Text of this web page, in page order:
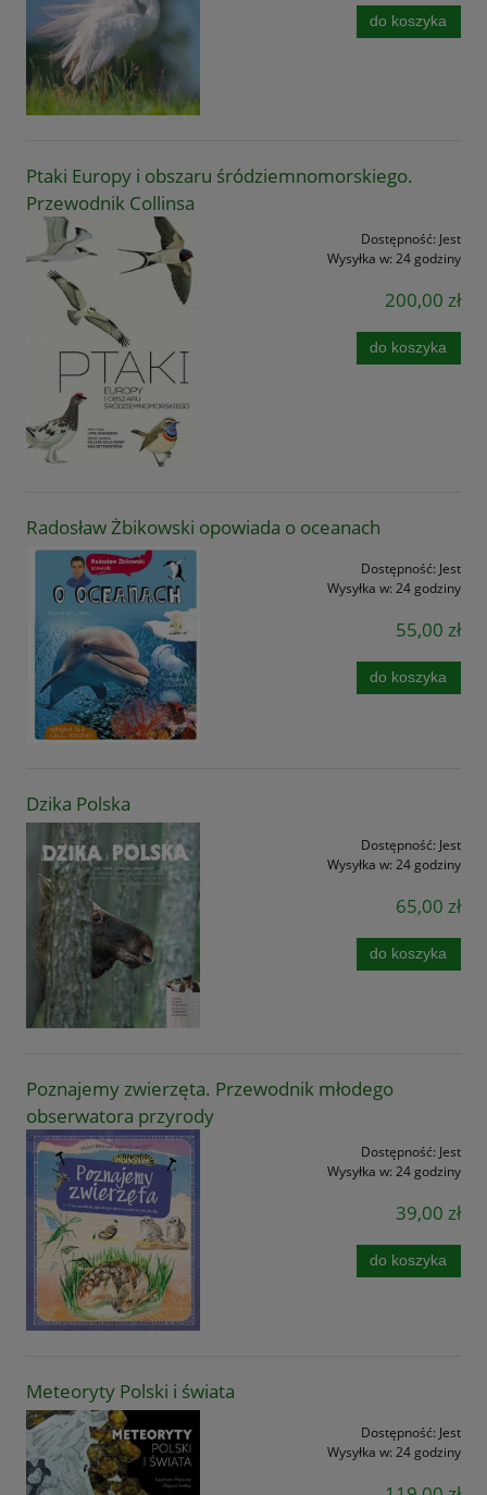
do koszyka
Ptaki Europy i obszaru śródziemnomorskiego.
Przewodnik Collinsa
Dostępność: Jest
Wysyłka w: 24 godziny
200,00 zł
do koszyka
Radosław Żbikowski opowiada o oceanach
Dostępność: Jest
Wysyłka w: 24 godziny
55,00 zł
do koszyka
Dzika Polska
Dostępność: Jest
Wysyłka w: 24 godziny
65,00 zł
do koszyka
Poznajemy zwierzęta. Przewodnik młodego
obserwatora przyrody
Dostępność: Jest
Wysyłka w: 24 godziny
39,00 zł
do koszyka
Meteoryty Polski i świata
Dostępność: Jest
Wysyłka w: 24 godziny